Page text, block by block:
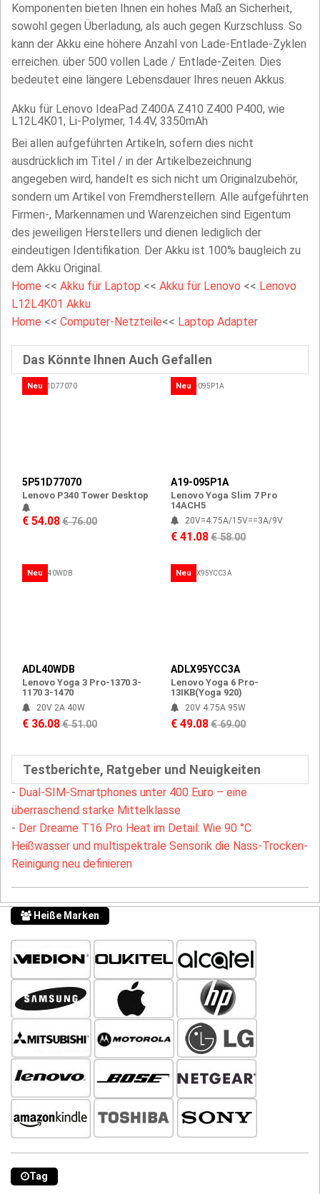
Komponenten bieten Ihnen ein hohes Maß an Sicherheit,
sowohl gegen Überladung, als auch gegen Kurzschluss. So
kann der Akku eine höhere Anzahl von Lade-Entlade-Zyklen
erreichen. über 500 vollen Lade / Entlade-Zeiten. Dies
bedeutet eine längere Lebensdauer Ihres neuen Akkus.
Akku für Lenovo IdeaPad Z400A Z410 Z400 P400, wie
L12L4K01, Li-Polymer, 14.4V, 3350mAh
Bei allen aufgeführten Artikeln, sofern dies nicht
ausdrücklich im Titel / in der Artikelbezeichnung
angegeben wird, handelt es sich nicht um Originalzubehör,
sondern um Artikel von Fremdherstellern. Alle aufgeführten
Firmen-, Markennamen und Warenzeichen sind Eigentum
des jeweiligen Herstellers und dienen lediglich der
eindeutigen Identifikation. Der Akku ist 100% baugleich zu
dem Akku Original.
Home << Akku für Laptop << Akku für Lenovo << Lenovo
L12L4K01 Akku
Home << Computer-Netzteile<< Laptop Adapter
Das Könnte Ihnen Auch Gefallen
Neu
5P51D77070
Lenovo P340 Tower Desktop
€ 54.08€ 76.00
Neu
A19-095P1A
Lenovo Yoga Slim 7 Pro
14ACH5
20V=4.75A/15V==3A/9V
€ 41.08€ 58.00
Neu
ADL40WDB
Lenovo Yoga 3 Pro-1370 3-
1170 3-1470
20V 2A 40W
€ 36.08€ 51.00
Neu
ADLX95YCC3A
Lenovo Yoga 6 Pro-
13IKB(Yoga 920)
20V 4.75A 95W
€ 49.08€ 69.00
Testberichte, Ratgeber und Neuigkeiten
- Dual-SIM-Smartphones unter 400 Euro – eine
überraschend starke Mittelklasse
- Der Dreame T16 Pro Heat im Detail: Wie 90 °C
Heißwasser und multispektrale Sensorik die Nass-Trocken-
Reinigung neu definieren
Heiße Marken
Tag